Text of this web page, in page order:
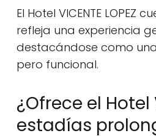
El Hotel VICENTE
refleja una experiencia
destacándose como
pero funcional.
¿Ofrece el Hotel
estadías